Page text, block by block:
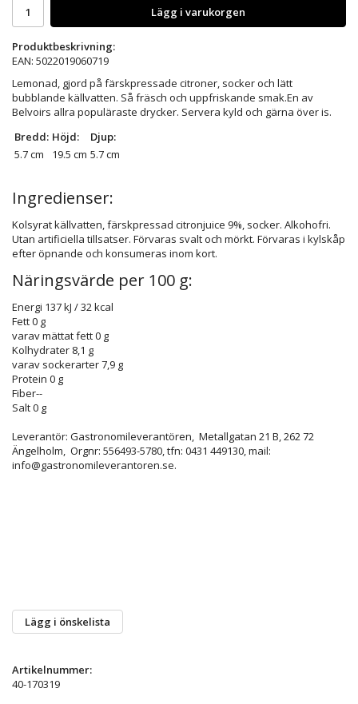
Lägg i varukorgen
Produktbeskrivning:
EAN: 5022019060719
Lemonad, gjord på färskpressade citroner, socker och lätt
bubblande källvatten. Så fräsch och uppfriskande smak.En av
Belvoirs allra populäraste drycker. Servera kyld och gärna över is.
Bredd: Höjd:
Djup:
5.7 cm
19.5 cm 5.7 cm
Ingredienser:
Kolsyrat källvatten, färskpressad citronjuice 9%, socker. Alkohofri.
Utan artificiella tillsatser. Förvaras svalt och mörkt. Förvaras i kylskåp
efter öpnande och konsumeras inom kort.
Näringsvärde per 100 g:
Energi 137 kJ / 32 kcal
Fett0 g
varav mättat fett0 g
Kolhydrater 8,1 g
varav sockerarter7,9 g
Protein 0 g
Fiber--
Salt0 g
Leverantör: Gastronomileverantören, Metallgatan 21 B, 262 72
Ängelholm, Orgnr: 556493-5780, tfn: 0431 449130, mail:
info@gastronomileverantoren.se.
Lägg i önskelista
Artikelnummer:
40-170319